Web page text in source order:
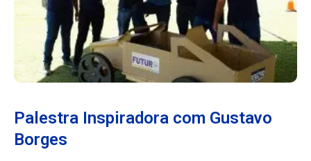
Palestra Inspiradora com Gustavo
Borges